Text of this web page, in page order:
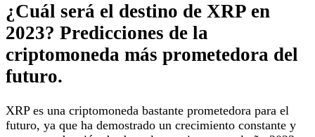
¿Cuál será el destino de XRP en
2023? Predicciones de la
criptomoneda más prometedora del
futuro.
XRP es una criptomoneda bastante prometedora para el
futuro, ya que ha demostrado un crecimiento constante y